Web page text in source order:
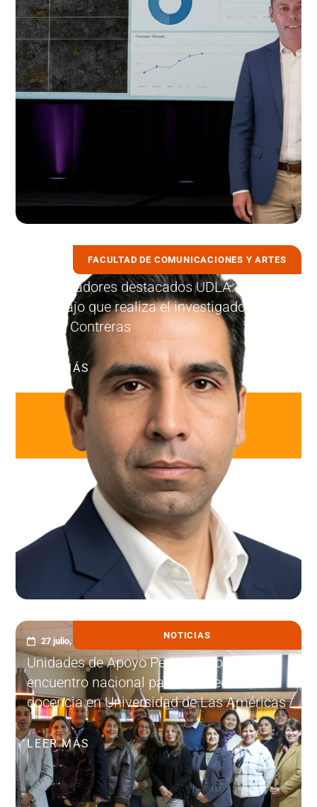
FACULTAD DE COMUNICACIONES Y ARTES
27 julio, 2026
Investigadores destacados UDLA: Conoce
el trabajo que realiza el investigador
Marco Contreras
LEER MÁS
NOTICIAS
27 julio, 2026
Unidades de Apoyo Pedagógico realizan
encuentro nacional para fortalecer la
docencia en Universidad de Las Américas
LEER MÁS